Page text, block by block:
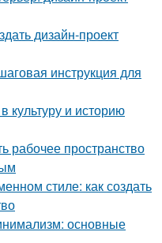
дизайн-проект
инструкция для
культуру и историю
рабочее пространство
стиле: как создать
основные